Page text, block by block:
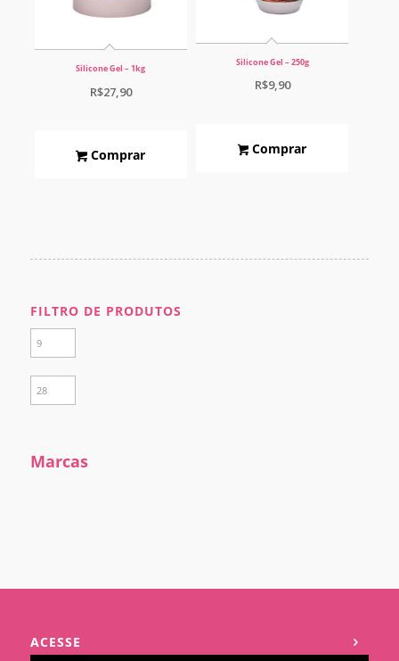
Silicone Gel – 1kg
R$27,90
Comprar
Silicone Gel – 250g
R$9,90
Comprar
FILTRO DE PRODUTOS
Marcas
ACESSE